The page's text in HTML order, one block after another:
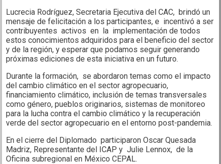
Lucrecia Rodríguez, Secretaria Ejecutiva del CAC, brindó un
mensaje de felicitación a los participantes, e incentivó a ser
contribuyentes activos en la implementación de todos
estos conocimientos adquiridos para el beneficio del sector
y de la región, y esperar que podamos seguir generando
próximas ediciones de esta iniciativa en un futuro.
Durante la formación, se abordaron temas como el impacto
del cambio climático en el sector agropecuario,
financiamiento climático, inclusión de temas transversales
como género, pueblos originarios, sistemas de monitoreo
para la lucha contra el cambio climático y la recuperación
verde del sector agropecuario en el entorno post-pandemia.
En el cierre del Diplomado participaron Oscar Quesada
Madriz, Representante del ICAP y Julie Lennox, de la
Oficina subregional en México CEPAL.